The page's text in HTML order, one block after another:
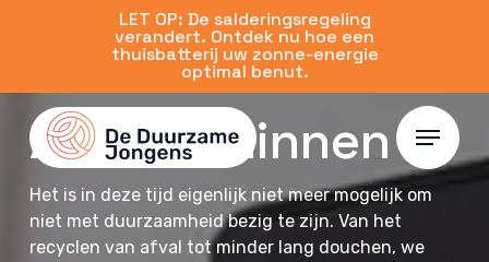
content
LET OP: De salderingsregeling
verandert. Ontdek nu hoe een
thuisbatterij uw zonne-energie
optimal benut.
Menu
Airco Schinnen
Het is in deze tijd eigenlijk niet meer mogelijk om
niet met duurzaamheid bezig te zijn. Van het
recyclen van afval tot minder lang douchen, we